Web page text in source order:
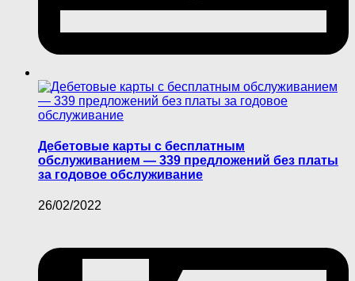
Дебетовые карты с бесплатным
обслуживанием — 339 предложений без платы
за годовое обслуживание
26/02/2022